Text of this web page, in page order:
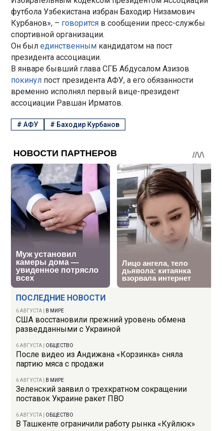
ПОСЛЕДНИЕ НОВОСТИ
6 АВГУСТА В МИРЕ
США восстановили прежний уровень обмена
разведданными с Украиной
6 АВГУСТА ОБЩЕСТВО
После видео из Андижана «Корзинка» сняла
партию мяса с продажи
6 АВГУСТА В МИРЕ
Зеленский заявил о трехкратном сокращении
поставок Украине ракет ПВО
6 АВГУСТА ОБЩЕСТВО
В Ташкенте ограничили работу рынка «Куйлюк»
футбола Узбекистана избран Баходир Низамович
Курбанов», – говорится в сообщении пресс-службы
спортивной организации.
Он былединственным кандидатом на пост
президента ассоциации.
В январе бывший глава СГБ Абдусалом Азизов
покинул пост президента АФУ, а его обязанности
временно исполнял первый вице-президент
ассоциации Равшан Ирматов.
#АФУ # Баходир Курбанов